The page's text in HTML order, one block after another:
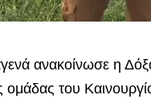
ανακοίνωσε η
ομάδας του